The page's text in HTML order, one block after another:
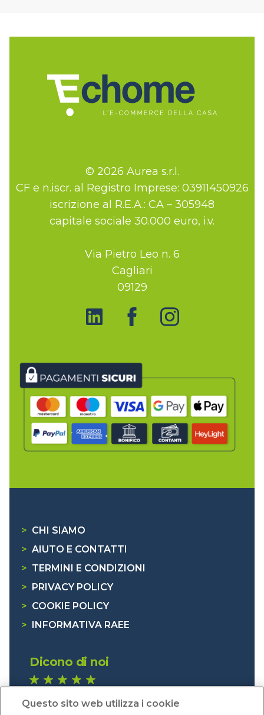
© 2026 Aurea s.r.l.
CF e n.iscr. al Registro Imprese: 03911450926
iscrizione al R.E.A.: CA – 305948
capitale sociale 30.000 euro, i.v.
Via Pietro Leo n. 6
Cagliari
09129
> CHI SIAMO
> AIUTO E CONTATTI
> TERMINI E CONDIZIONI
>
PRIVACY POLICY
> COOKIE POLICY
>
INFORMATIVA RAEE
Dicono di noi
Eccellente (4,8)
Questo sito web utilizza i cookie